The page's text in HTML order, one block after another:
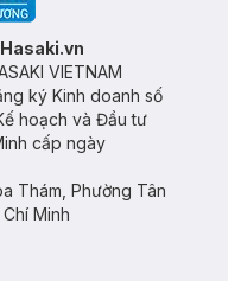
VIETNAM
ký Kinh doanh số
hoạch và Đầu tư
cấp ngày
Thám, Phường Tân
Minh